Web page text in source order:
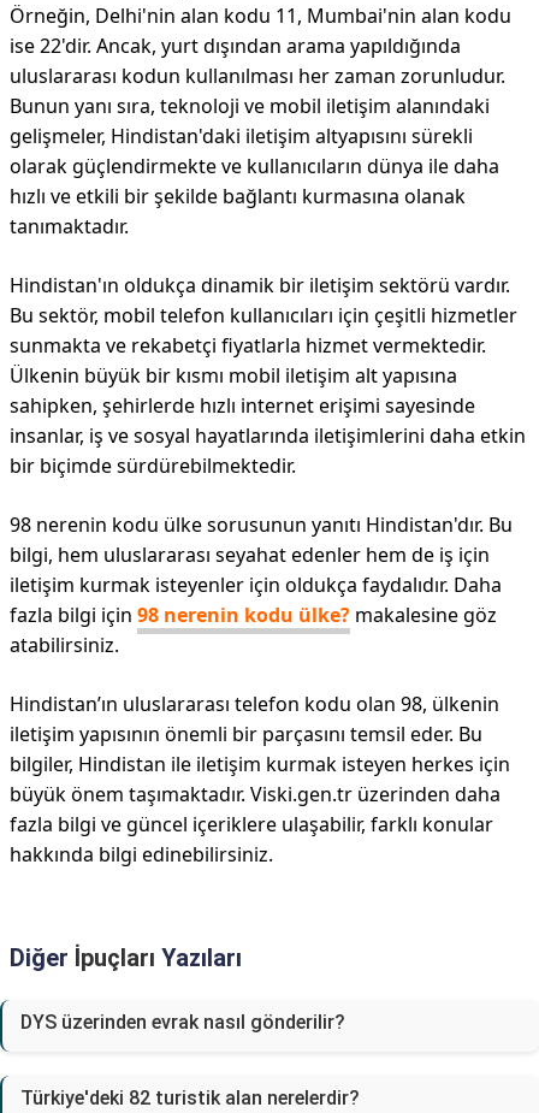
Örneğin, Delhi'nin alan kodu 11, Mumbai'nin alan kodu
ise 22'dir. Ancak, yurt dışından arama yapıldığında
uluslararası kodun kullanılması her zaman zorunludur.
Bunun yanı sıra, teknoloji ve mobil iletişim alanındaki
gelişmeler, Hindistan'daki iletişim altyapısını sürekli
olarak güçlendirmekte ve kullanıcıların dünya ile daha
hızlı ve etkili bir şekilde bağlantı kurmasına olanak
tanımaktadır.
Hindistan'ın oldukça dinamik bir iletişim sektörü vardır.
Bu sektör, mobil telefon kullanıcıları için çeşitli hizmetler
sunmakta ve rekabetçi fiyatlarla hizmet vermektedir.
Ülkenin büyük bir kısmı mobil iletişim alt yapısına
sahipken, şehirlerde hızlı internet erişimi sayesinde
insanlar, iş ve sosyal hayatlarında iletişimlerini daha etkin
bir biçimde sürdürebilmektedir.
98 nerenin kodu ülke sorusunun yanıtı Hindistan'dır. Bu
bilgi, hem uluslararası seyahat edenler hem de iş için
iletişim kurmak isteyenler için oldukça faydalıdır. Daha
fazla bilgi için 98 nerenin kodu ülke? makalesine göz
atabilirsiniz.
Hindistan’ın uluslararası telefon kodu olan 98, ülkenin
iletişim yapısının önemli bir parçasını temsil eder. Bu
bilgiler, Hindistan ile iletişim kurmak isteyen herkes için
büyük önem taşımaktadır. Viski.gen.tr üzerinden daha
fazla bilgi ve güncel içeriklere ulaşabilir, farklı konular
hakkında bilgi edinebilirsiniz.
Diğer İpuçları Yazıları
DYS üzerinden evrak nasıl gönderilir?
Türkiye'deki 82 turistik alan nerelerdir?